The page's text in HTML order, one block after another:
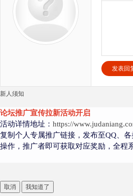
发表回
新人须知
论坛推广宣传拉新活动开启
活动详情地址： https://
复制个人专属推广链接，发布至QQ、
操作，推广者即可获取对应奖励，全程
取消 我知道了